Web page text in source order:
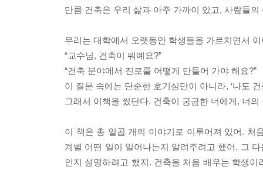
만큼 건축은 우리 삶과 아주 가까이 있고, 사람들
우리는 대학에서 오랫동안 학생들을 가르치면서
“교수님, 건축이 뭐예요?”
“건축 분야에서 진로를 어떻게 만들어 가야 해요?”
이 질문 속에는 단순한 호기심만이 아니라, ‘나도
그래서 이책을 썼단다. 건축이 궁금한 너에게, 너
이 책은 총 일곱 개의 이야기로 이루어져 있어. 처
계별 어떤 일이 일어나는지 알려주려고 했어. 그
인지 설명하려고 했지. 건축을 처음 배우는 학생이